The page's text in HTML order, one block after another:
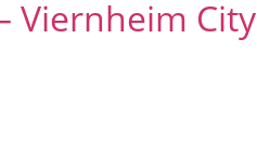
Viernheim City